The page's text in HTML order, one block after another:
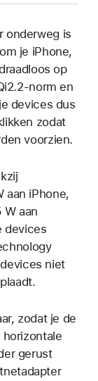
onderweg is
je iPhone,
op
norm en
devices dus
zodat
voorzien.
aan iPhone,
W aan
devices
niet
zodat je de
gerust